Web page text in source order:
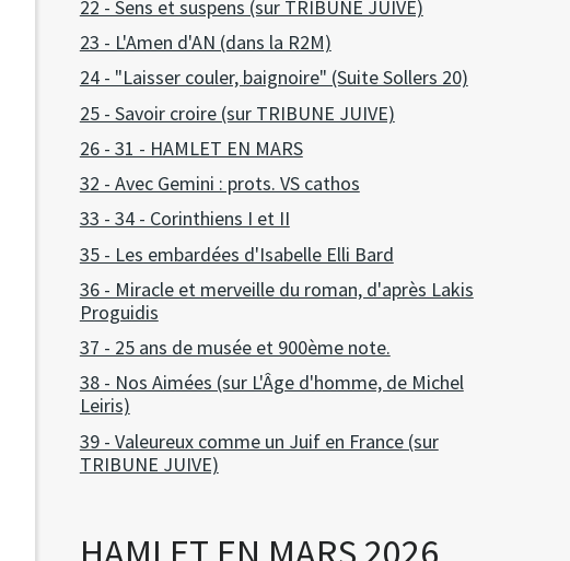
22 - Sens et suspens (sur TRIBUNE JUIVE)
23 - L'Amen d'AN (dans la R2M)
24 - "Laisser couler, baignoire" (Suite Sollers 20)
25 - Savoir croire (sur TRIBUNE JUIVE)
26 - 31 - HAMLET EN MARS
32 - Avec Gemini : prots. VS cathos
33 - 34 - Corinthiens I et II
35 - Les embardées d'Isabelle Elli Bard
36 - Miracle et merveille du roman, d'après Lakis
Proguidis
37 - 25 ans de musée et 900ème note.
38 - Nos Aimées (sur L'Âge d'homme, de Michel
Leiris)
39 - Valeureux comme un Juif en France (sur
TRIBUNE JUIVE)
HAMLET EN MARS 2026